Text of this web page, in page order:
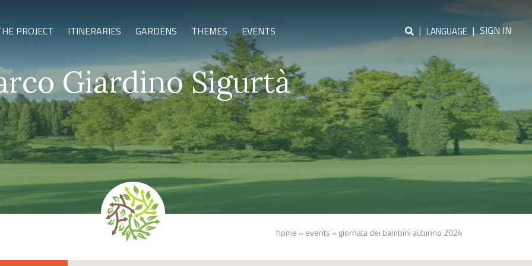
PROJECT ITINERARIES GARDENS THEMES EVENTS | LANGUAGE | SIGN IN
Giardino Sigurtà
home » events » giornata dei bambini autunno 2024